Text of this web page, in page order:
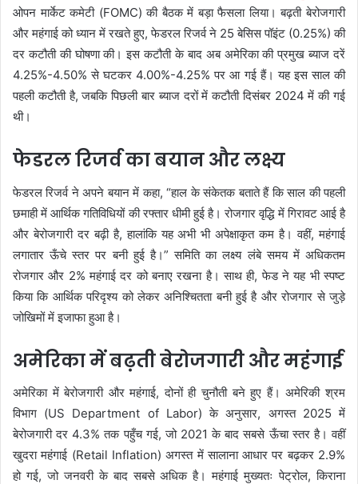
ओपन मार्केट कमेटी (FOMC) की बैठक में बड़ा फैसला लिया। बढ़ती बेरोजगारी
और महंगाई को ध्यान में रखते हुए, फेडरल रिजर्व ने 25 बेसिस पॉइंट (0.25%) की
दर कटौती की घोषणा की। इस कटौती के बाद अब अमेरिका की प्रमुख ब्याज दरें
4.25%-4.50% से घटकर 4.00%-4.25% पर आ गई हैं। यह इस साल की
पहली कटौती है, जबकि पिछली बार ब्याज दरों में कटौती दिसंबर 2024 में की गई
थी।
फेडरल रिजर्व का बयान और लक्ष्य
फेडरल रिजर्व ने अपने बयान में कहा, “हाल के संकेतक बताते हैं कि साल की पहली
छमाही में आर्थिक गतिविधियों की रफ्तार धीमी हुई है। रोजगार वृद्धि में गिरावट आई है
और बेरोजगारी दर बढ़ी है, हालांकि यह अभी भी अपेक्षाकृत कम है। वहीं, महंगाई
लगातार ऊँचे स्तर पर बनी हुई है।” समिति का लक्ष्य लंबे समय में अधिकतम
रोजगार और 2% महंगाई दर को बनाए रखना है। साथ ही, फेड ने यह भी स्पष्ट
किया कि आर्थिक परिदृश्य को लेकर अनिश्चितता बनी हुई है और रोजगार से जुड़े
जोखिमों में इजाफा हुआ है।
अमेरिका में बढ़ती बेरोजगारी और महंगाई
अमेरिका में बेरोजगारी और महंगाई, दोनों ही चुनौती बने हुए हैं। अमेरिकी श्रम
विभाग (US Department of Labor) के अनुसार, अगस्त 2025 में
बेरोजगारी दर 4.3% तक पहुँच गई, जो 2021 के बाद सबसे ऊँचा स्तर है। वहीं
खुदरा महंगाई (Retail Inflation) अगस्त में सालाना आधार पर बढ़कर 2.9%
हो गई, जो जनवरी के बाद सबसे अधिक है। महंगाई मुख्यतः पेट्रोल, किराना